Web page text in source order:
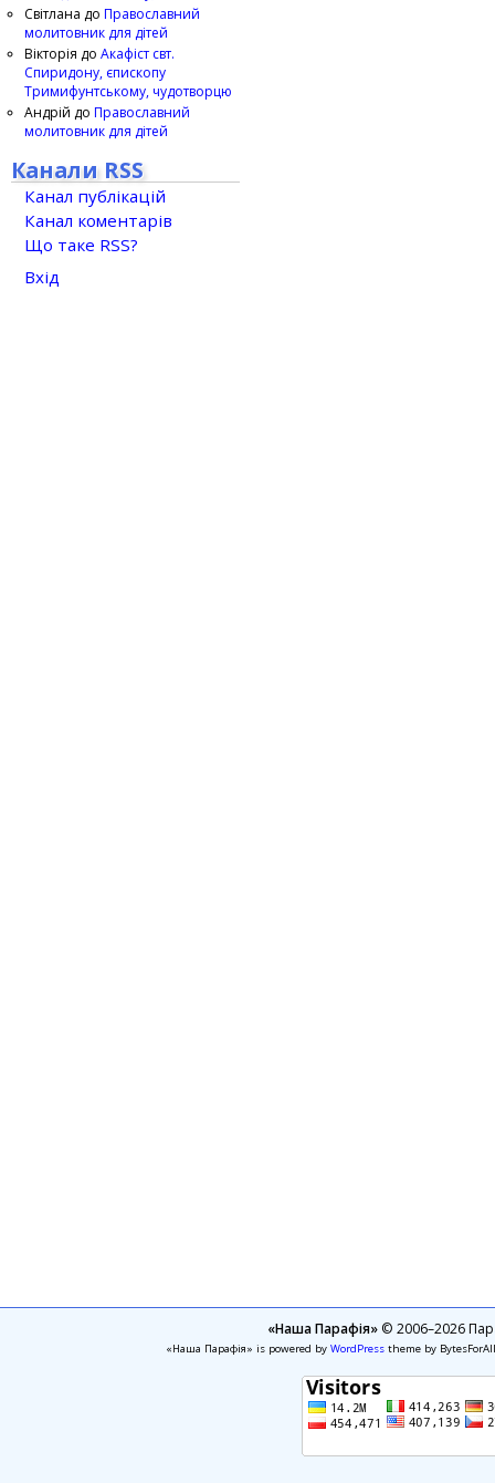
Світлана до Православний
молитовник для дітей
Вікторія до Акафіст свт.
Спиридону, єпископу
Тримифунтському, чудотворцю
Андрій до Православний
молитовник для дітей
Канали RSS
Канал публікацій
Канал коментарів
Що таке RSS?
Вхід
«Наша Парафія»© 2006–2026
«Наша Парафія» is powered by WordPresstheme by